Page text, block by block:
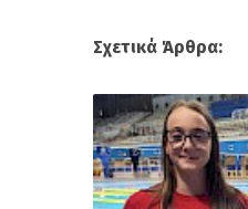
Σχετικά Άρθρα: